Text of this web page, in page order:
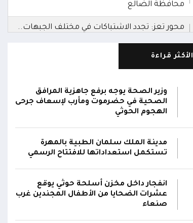
محافظة الضالع
محور تعز: تجدد الاشتباكات في مختلف الجبهات..
الجبهات والمحاور التابعة للقوات المسلحة،
بمختلف تشكيلاتها ووحداتها ومنتسبيها
يمر استهداف وحداتنا دون رد وسنتعامل مع أي
اعتداء جديد بالإجراءات العسكرية اللازمة والحازمة،
وفقاً لتوجيهات القيادة السياسية والعسكرية
ومقتضيات الموقف العملياتي
الناطق باسم القوات المسلحة: العملية جسدت
وحدة المحاور والقيادة والسيطرة للقوات المسلحة
الأكثر قراءة
وزير الصحة يوجه برفع جاهزية المرافق
الصحية في حضرموت ومأرب لإسعاف جرحى
الهجوم الحوثي
مدينة الملك سلمان الطبية بالمهرة
تستكمل استعداداتها للافتتاح الرسمي
انفجار داخل مخزن أسلحة حوثي يوقع
عشرات الضحايا من الأطفال المجندين غرب
صنعاء